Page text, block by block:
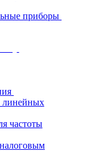
приборы
линейных
частоты